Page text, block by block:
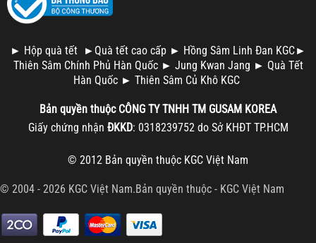
► Hộp quà tết ► Quà tết cao cấp ► Hồng Sâm Linh Đan KGC►
Thiên Sâm Chính Phủ Hàn Quốc ► Jung Kwan Jang ► Quà Tết
Hàn Quốc ► Thiên Sâm Củ Khô KGC
Bản quyền thuộc CÔNG TY TNHH TM GUSAM KOREA
Giấy chứng nhận ĐKKD: 0318239752 do Sở KHĐT TP.HCM
© 2012 Bản quyền thuộc KGC Việt Nam
© 2004 - 2026 KGC Việt Nam.Bản quyền thuộc - KGC Việt Nam